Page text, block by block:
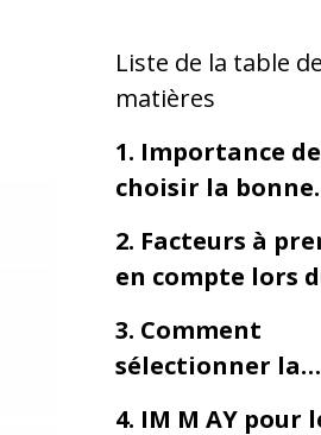
Liste de la table
matières
1. Importance de
choisir la bonne
remplissage de
et de lotions
cosmétiques
2. Facteurs à
en compte lors
de remplissage de
crèmes et lotions
cosmétiques
3. Comment
sélectionner la
4. IM M AY pour